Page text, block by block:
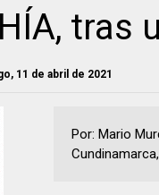
11 de abril de 2021
Por: Mario